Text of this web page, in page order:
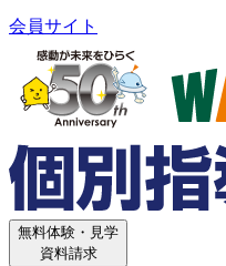
会員サイト
無料体験・見学
資料請求